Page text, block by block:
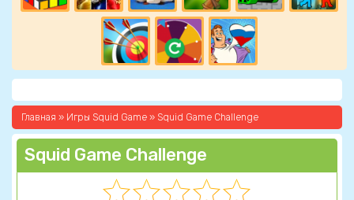
Главная » Игры Squid Game » Squid Game Challenge
Squid Game Challenge